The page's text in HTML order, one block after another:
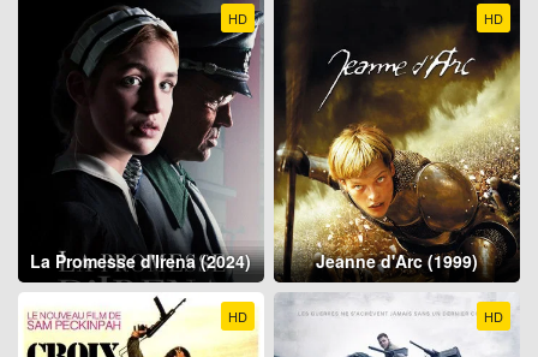
HD
La Promesse d'Irena (2024)
HD
Jeanne d'Arc (1999)
HD HD